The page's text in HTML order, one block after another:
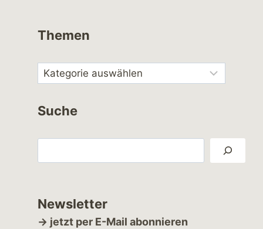
Themen
Suche
Newsletter
→ jetzt per E-Mail abonnieren